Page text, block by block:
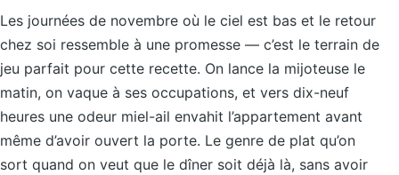
Les journées de novembre où le ciel est bas et le retour
chez soi ressemble à une promesse — c’est le terrain de
jeu parfait pour cette recette. On lance la mijoteuse le
matin, on vaque à ses occupations, et vers dix-neuf
heures une odeur miel-ail envahit l’appartement avant
même d’avoir ouvert la porte. Le genre de plat qu’on
sort quand on veut que le dîner soit déjà là, sans avoir